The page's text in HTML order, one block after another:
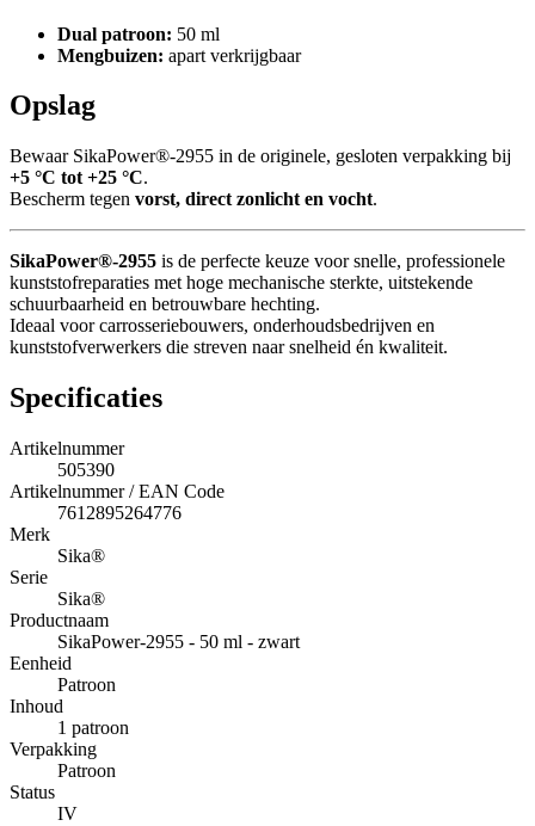
Dual patroon: 50 ml
Mengbuizen: apart verkrijgbaar
Opslag
Bewaar SikaPower®-2955 in de originele, gesloten verpakking bij
+5 °C tot +25 °C.
Bescherm tegen vorst, direct zonlicht en vocht.
SikaPower®-2955 is de perfecte keuze voor snelle, professionele
kunststofreparaties met hoge mechanische sterkte, uitstekende
schuurbaarheid en betrouwbare hechting.
Ideaal voor carrosseriebouwers, onderhoudsbedrijven en
kunststofverwerkers die streven naar snelheid én kwaliteit.
Specificaties
Artikelnummer
505390
Artikelnummer / EAN Code
7612895264776
Merk
Sika®
Serie
Sika®
Productnaam
SikaPower-2955 - 50 ml - zwart
Eenheid
Patroon
Inhoud
1 patroon
Verpakking
Patroon
Status
IV